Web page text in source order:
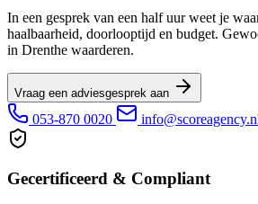
In een gesprek van een half uur weet je
haalbaarheid, doorlooptijd en budget.
in Drenthe waarderen.
Vraag een adviesgesprek aan
053-870 0020
Gecertificeerd & Compliant